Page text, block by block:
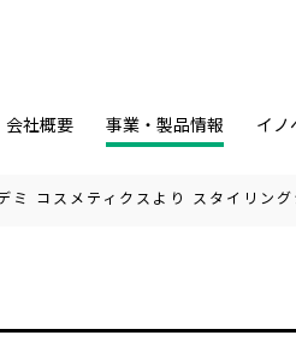
会社概要 事業・製品情報 イノ
コスメティクスより スタイリング